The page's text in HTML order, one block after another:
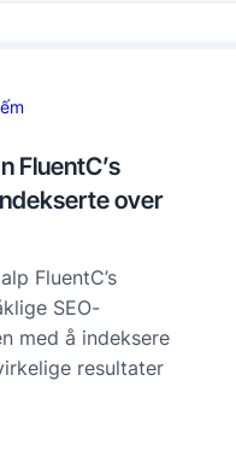
FluentC’s
over
FluentC’s
SEO-
med å indeksere
resultater